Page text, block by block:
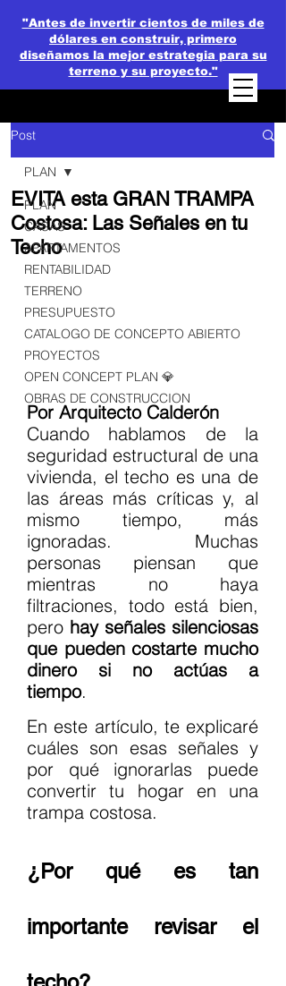
"Antes de invertir cientos de miles de
dólares en construir, primero
diseñamos la mejor estrategia para su
terreno y su proyecto."
Post
PLAN
CASAS
APARTAMENTOS
RENTABILIDAD
TERRENO
PRESUPUESTO
CATALOGO DE CONCEPTO ABIERTO
PROYECTOS
OPEN CONCEPT PLAN 💎
OBRAS DE CONSTRUCCION
PLAN
EVITA esta GRAN TRAMPA
Costosa: Las Señales en tu
Techo
Por Arquitecto Calderón
Cuando hablamos de la
seguridad estructural de una
vivienda, el techo es una de
las áreas más críticas y, al
mismo tiempo, más
ignoradas. Muchas
personas piensan que
mientras no haya
filtraciones, todo está bien,
pero hay señales silenciosas
que pueden costarte mucho
dinero si no actúas a
tiempo.
En este artículo, te explicaré
cuáles son esas señales y
por qué ignorarlas puede
convertir tu hogar en una
trampa costosa.
¿Por qué es tan
importante revisar el